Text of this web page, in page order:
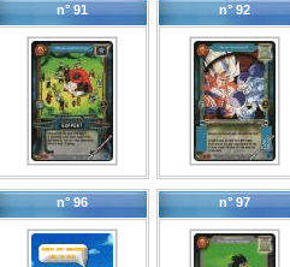
n° 91 n° 92
n° 96 n° 97